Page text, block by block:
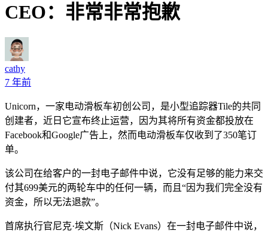
CEO：非常非常抱歉
cathy
7 年前
Unicorn，一家电动滑板车初创公司，是小型追踪器Tile的共同
创建者，近日它宣布终止运营，因为其将所有资金都投放在
Facebook和Google广告上，然而电动滑板车仅收到了350笔订
单。
该公司在给客户的一封电子邮件中说，它没有足够的能力来交
付其699美元的两轮车中的任何一辆，而且“因为我们完全没有
资金，所以无法退款”。
首席执行官尼克·埃文斯（Nick Evans）在一封电子邮件中说，